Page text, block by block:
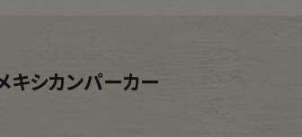
キシカンパーカー